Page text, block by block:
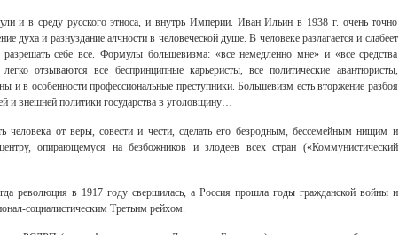
и в среду русского этноса, и внутрь Империи. Иван Ильин в 1938 г. очень точно
духа и разнуздание алчности в человеческой душе. В человеке разлагается и слабеет
себе все. Формулы большевизма: «все немедленно мне» и «все средства
отзываются все беспринципные карьеристы, все политические авантюристы,
и в особенности профессиональные преступники. Большевизм есть вторжение разбоя
и внешней политики государства в уголовщину…
человека от веры, совести и чести, сделать его безродным, бессемейным нищим и
опирающемуся на безбожников и злодеев всех стран («Коммунистический
революция в 1917 году свершилась, а Россия прошла годы гражданской войны и
социалистическим Третьим рейхом.